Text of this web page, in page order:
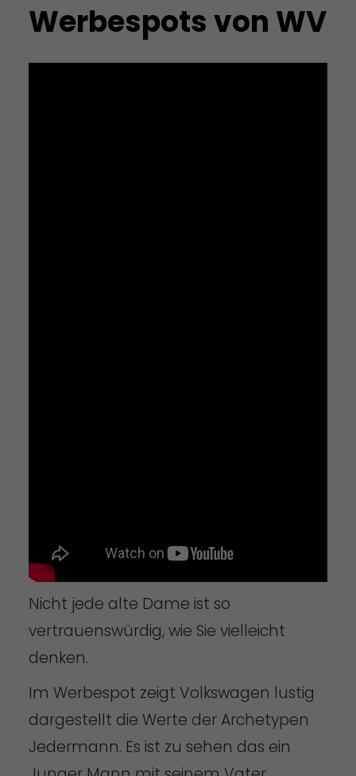
Werbespots von WV
Nicht jede alte Dame ist so
vertrauenswürdig, wie Sie vielleicht
denken.
Im Werbespot zeigt Volkswagen lustig
dargestellt die Werte der Archetypen
Jedermann. Es ist zu sehen das ein